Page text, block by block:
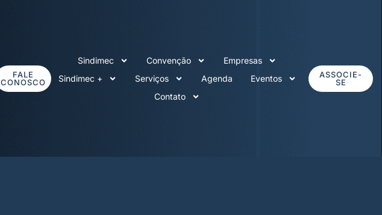
FALE
CONOSCO
ASSOCIE-
SE
Sindimec Convenção
Empresas
Sindimec +
Serviços Agenda
Eventos
Contato